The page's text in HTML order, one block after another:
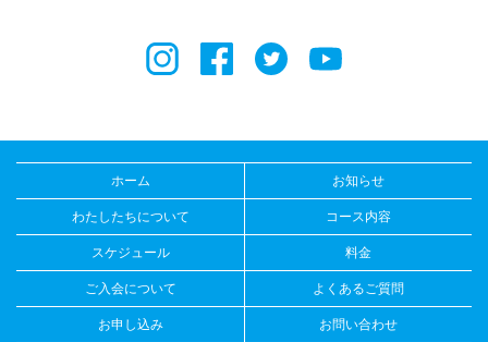
ホーム お知らせ
わたしたちについて コース内容
スケジュール 料金
ご入会について よくあるご質問
お申し込み お問い合わせ